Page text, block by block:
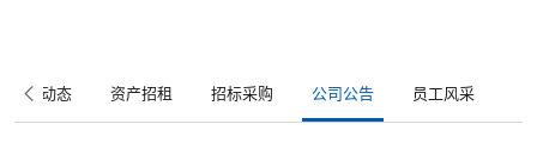
集团动态 资产招租 招标采购 公司公告 员工风采